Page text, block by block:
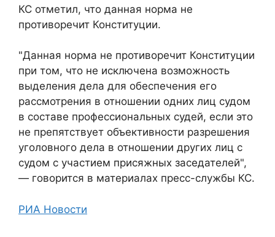
КС отметил, что данная норма не
противоречит Конституции.
"Данная норма не противоречит Конституции
при том, что не исключена возможность
выделения дела для обеспечения его
рассмотрения в отношении одних лиц судом
в составе профессиональных судей, если это
не препятствует объективности разрешения
уголовного дела в отношении других лиц с
судом с участием присяжных заседателей",
— говорится в материалах пресс-службы КС.
РИА Новости